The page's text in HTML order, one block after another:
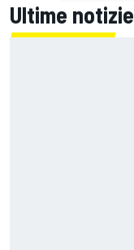
Ultime notizie